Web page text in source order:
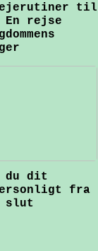
til
En rejse
du dit
fra